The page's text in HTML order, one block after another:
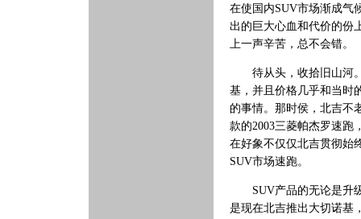
在使国内SUV市场渐成气
出的巨大心血和代价的份
上一声辛苦，总不会错。
待从头，收拾旧山河。
基，并且价格几乎和当时
的事情。那时侯，北吉不
款的2003三菱帕杰罗速跑
在好象不仅仅北吉贯彻始
SUV市场速跑。
SUV产品的无论是升级
是现在北吉推出大切诺基